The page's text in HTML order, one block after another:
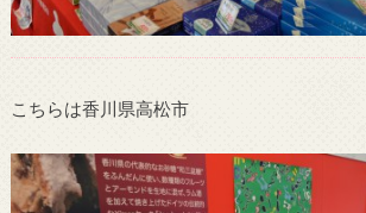
こちらは香川県高松市